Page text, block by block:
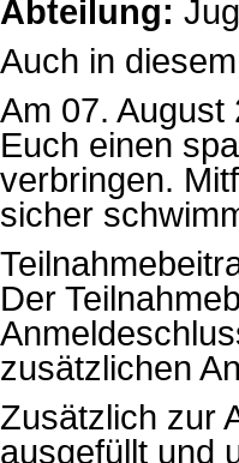
Abteilung:
Auch in
Am 07.
Euch einen
verbringen.
sicher
Der
zusätzlichen
Zusätzlich zur
ausgefüllt und